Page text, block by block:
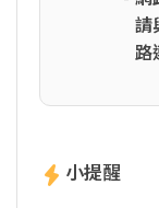
請
路
小提醒